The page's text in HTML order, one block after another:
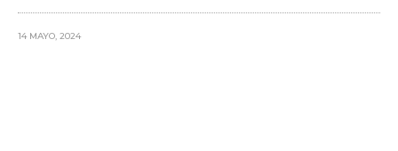
14 MAYO, 2024